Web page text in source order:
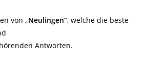
von „Neulingen“, welche die beste
Antworten.